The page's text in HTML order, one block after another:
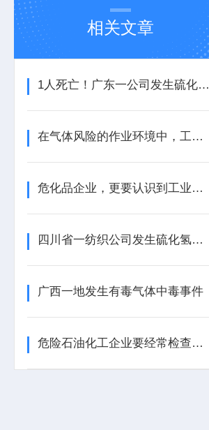
相关文章
1人死亡！广东一公司发生硫化氢中毒事故
在气体风险的作业环境中，工业气体报警器是关键的一道防线
危化品企业，更要认识到工业气体报警器的重要性
四川省一纺织公司发生硫化氢中毒事件
广西一地发生有毒气体中毒事件
危险石油化工企业要经常检查工业气体报警器的报警效果